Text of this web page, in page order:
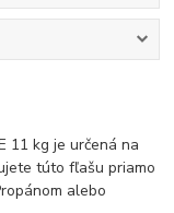
11 kg je určená na
túto fľašu priamo
alebo